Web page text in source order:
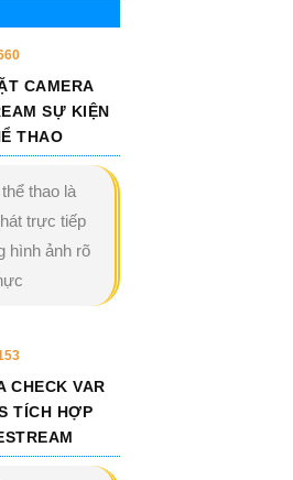
CAMERA
SỰ KIỆN
THAO
thao là
trực tiếp
hình ảnh rõ
CHECK VAR
TÍCH HỢP